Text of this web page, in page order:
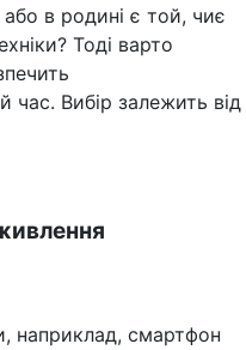
в родині є той, чиє
Тоді варто
час. Вибір залежить від
наприклад, смартфон